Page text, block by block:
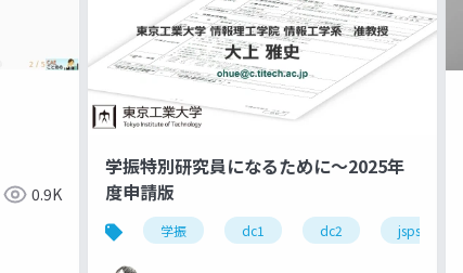
0.9K
学振特別研究員になるために～2025年
度申請版
学振 dc1 dc2 jsps